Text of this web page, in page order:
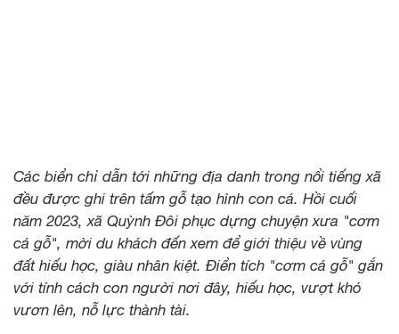
Các biển chỉ dẫn tới những địa danh trong nổi tiếng xã
đều được ghi trên tấm gỗ tạo hình con cá. Hồi cuối
năm 2023, xã Quỳnh Đôi phục dựng chuyện xưa "cơm
cá gỗ", mời du khách đến xem để giới thiệu về vùng
đất hiếu học, giàu nhân kiệt. Điển tích "cơm cá gỗ" gắn
với tính cách con người nơi đây, hiếu học, vượt khó
vươn lên, nỗ lực thành tài.